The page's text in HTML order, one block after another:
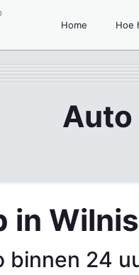
Home Hoe
Auto
in
binnen 24